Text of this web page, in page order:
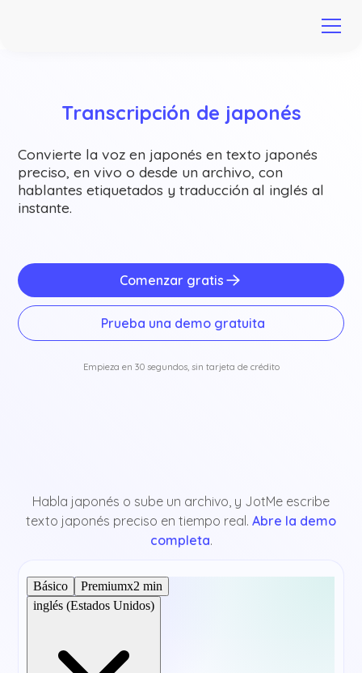
Transcripción de japonés
Convierte la voz en japonés en texto japonés
preciso, en vivo o desde un archivo, con
hablantes etiquetados y traducción al inglés al
instante.
Comenzar gratis
Prueba una demo gratuita
Empieza en 30 segundos, sin tarjeta de crédito
Habla japonés o sube un archivo, y JotMe escribe
texto japonés preciso en tiempo real. Abre la demo
completa.